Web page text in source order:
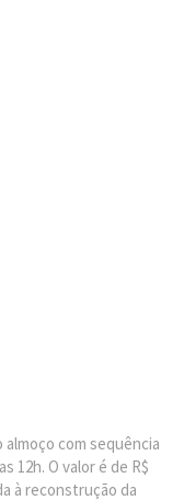
almoço com sequência
12h. O valor é de R$
à reconstrução da